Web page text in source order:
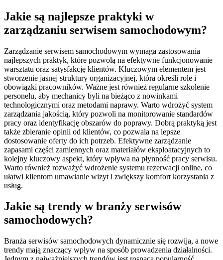
Jakie są najlepsze praktyki w
zarządzaniu serwisem samochodowym?
Zarządzanie serwisem samochodowym wymaga zastosowania
najlepszych praktyk, które pozwolą na efektywne funkcjonowanie
warsztatu oraz satysfakcję klientów. Kluczowym elementem jest
stworzenie jasnej struktury organizacyjnej, która określi role i
obowiązki pracowników. Ważne jest również regularne szkolenie
personelu, aby mechanicy byli na bieżąco z nowinkami
technologicznymi oraz metodami naprawy. Warto wdrożyć system
zarządzania jakością, który pozwoli na monitorowanie standardów
pracy oraz identyfikację obszarów do poprawy. Dobrą praktyką jest
także zbieranie opinii od klientów, co pozwala na lepsze
dostosowanie oferty do ich potrzeb. Efektywne zarządzanie
zapasami części zamiennych oraz materiałów eksploatacyjnych to
kolejny kluczowy aspekt, który wpływa na płynność pracy serwisu.
Warto również rozważyć wdrożenie systemu rezerwacji online, co
ułatwi klientom umawianie wizyt i zwiększy komfort korzystania z
usług.
Jakie są trendy w branży serwisów
samochodowych?
Branża serwisów samochodowych dynamicznie się rozwija, a nowe
trendy mają znaczący wpływ na sposób prowadzenia działalności.